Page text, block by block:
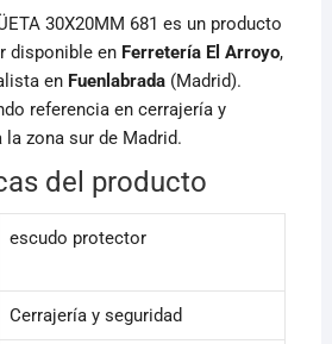
30X20MM 681 es un producto
disponible en Ferretería El Arroyo,
en Fuenlabrada(Madrid).
referencia en cerrajería y
zona sur de Madrid.
del producto
escudo protector
Cerrajería y seguridad